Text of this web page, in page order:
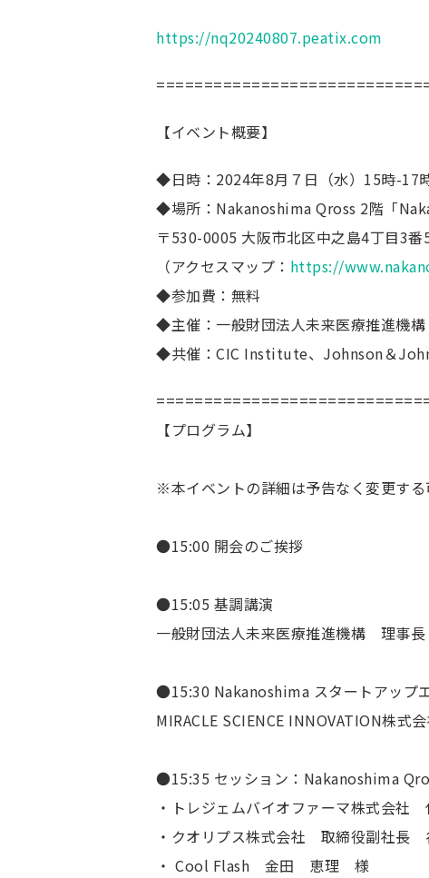
https://nq20240807.peatix.com
【イベント概要】
◆日時：2024年8月７日（水）15時-17
◆場所：Nakanoshima Qross 2階「
〒530-0005 大阪市北区中之島4丁目3
（アクセスマップ： https://
◆参加費：無料
◆主催：一般財団法人未来医療推進機構
◆共催：CIC Institute、Johnson＆
【プログラム】
※本イベントの詳細は予告なく変更する
●15:00 開会のご挨拶
●15:05 基調講演
一般財団法人未来医療推進機構 理
●15:30 Nakanoshima スタートアップ
MIRACLE SCIENCE INNOVATION
●15:35 セッション：Nakanoshima
・トレジェムバイオファーマ株式
・クオリプス株式会社 取締役副社
・ Cool Flash 金田 恵理 様